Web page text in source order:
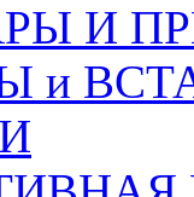
И
и